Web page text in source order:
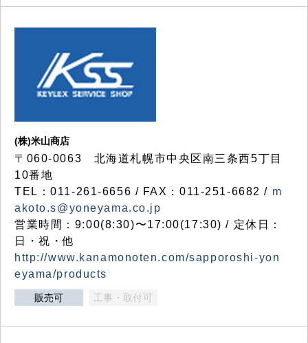
(株)米山商店
〒060-0063 北海道札幌市中央区南三条西5丁目
10番地
TEL：011-261-6656 / FAX：011-251-6682 / m
akoto.s@yoneyama.co.jp
営業時間：9:00(8:30)〜17:00(17:30) / 定休日：
日・祝・他
http://www.kanamonoten.com/sapporoshi-yon
eyama/products
販売可 工事・取付可